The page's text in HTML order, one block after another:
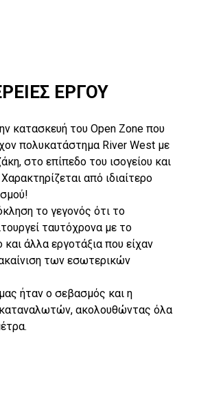
ΕΡΓΟΥ
κατασκευή του Open Zone που
πολυκατάστημα River West με
στο επίπεδο του ισογείου και
από ιδιαίτερο
το γεγονός ότι το
ταυτόχρονα με το
άλλα εργοτάξια που είχαν
των εσωτερικών
ήταν ο σεβασμός και η
ακολουθώντας όλα